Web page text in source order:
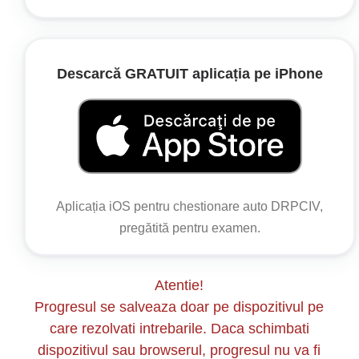
de urgență.
Descarcă GRATUIT aplicația pe iPhone
Aplicația iOS pentru chestionare auto DRPCIV,
pregătită pentru examen.
Atentie!
Progresul se salveaza doar pe dispozitivul pe
care rezolvati intrebarile. Daca schimbati
dispozitivul sau browserul, progresul nu va fi